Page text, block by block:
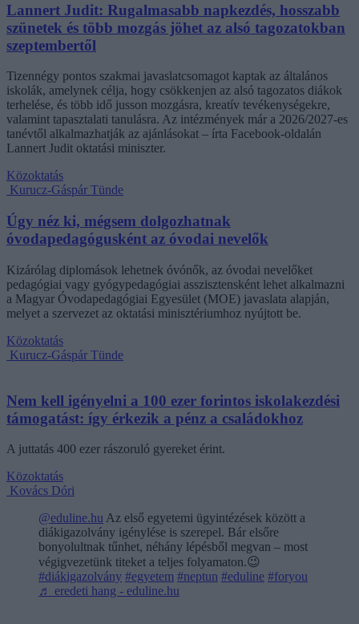
Lannert Judit: Rugalmasabb napkezdés, hosszabb
szünetek és több mozgás jöhet az alsó tagozatokban
szeptembertől
Tizennégy pontos szakmai javaslatcsomagot kaptak az általános
iskolák, amelynek célja, hogy csökkenjen az alsó tagozatos diákok
terhelése, és több idő jusson mozgásra, kreatív tevékenységekre,
valamint tapasztalati tanulásra. Az intézmények már a 2026/2027-es
tanévtől alkalmazhatják az ajánlásokat – írta Facebook-oldalán
Lannert Judit oktatási miniszter.
Közoktatás
Kurucz-Gáspár Tünde
Úgy néz ki, mégsem dolgozhatnak
óvodapedagógusként az óvodai nevelők
Kizárólag diplomások lehetnek óvónők, az óvodai nevelőket
pedagógiai vagy gyógypedagógiai asszisztensként lehet alkalmazni
a Magyar Óvodapedagógiai Egyesület (MOE) javaslata alapján,
melyet a szervezet az oktatási minisztériumhoz nyújtott be.
Közoktatás
Kurucz-Gáspár Tünde
Nem kell igényelni a 100 ezer forintos iskolakezdési
támogatást: így érkezik a pénz a családokhoz
A juttatás 400 ezer rászoruló gyereket érint.
Közoktatás
Kovács Dóri
@eduline.hu Az első egyetemi ügyintézések között a
diákigazolvány igénylése is szerepel. Bár elsőre
bonyolultnak tűnhet, néhány lépésből megvan – most
végigvezetünk titeket a teljes folyamaton.😉
#diákigazolvány #egyetem #neptun #eduline #foryou
♬ eredeti hang - eduline.hu